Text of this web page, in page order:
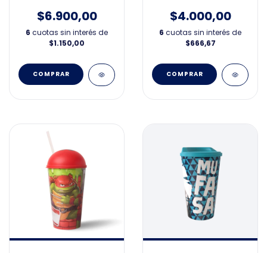
$6.900,00
6 cuotas sin interés de
$1.150,00
$4.000,00
6 cuotas sin interés de
$666,67